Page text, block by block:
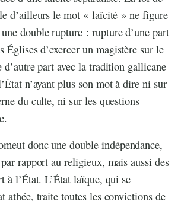
d’ailleurs le mot « laïcité » ne figure
double rupture : rupture d’une part
Églises d’exercer un magistère sur le
part avec la tradition gallicane
n’ayant plus son mot à dire ni sur
du culte, ni sur les questions
donc une double indépendance,
rapport au religieux, mais aussi des
à l’État. L’État laïque, qui se
athée, traite toutes les convictions de